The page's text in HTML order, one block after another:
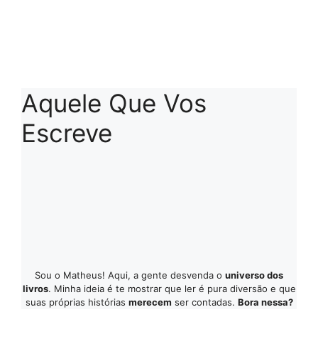
Aquele Que Vos
Escreve
Sou o Matheus! Aqui, a gente desvenda o universo dos
livros. Minha ideia é te mostrar que ler é pura diversão e que
suas próprias histórias merecem ser contadas. Bora nessa?